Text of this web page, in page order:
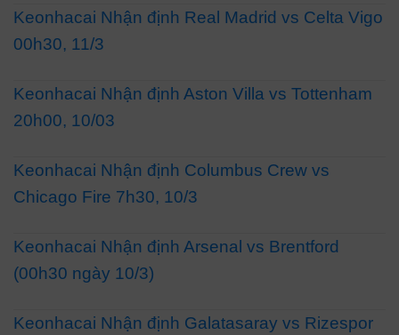
Keonhacai Nhận định Real Madrid vs Celta Vigo
00h30, 11/3
Keonhacai Nhận định Aston Villa vs Tottenham
20h00, 10/03
Keonhacai Nhận định Columbus Crew vs
Chicago Fire 7h30, 10/3
Keonhacai Nhận định Arsenal vs Brentford
(00h30 ngày 10/3)
Keonhacai Nhận định Galatasaray vs Rizespor